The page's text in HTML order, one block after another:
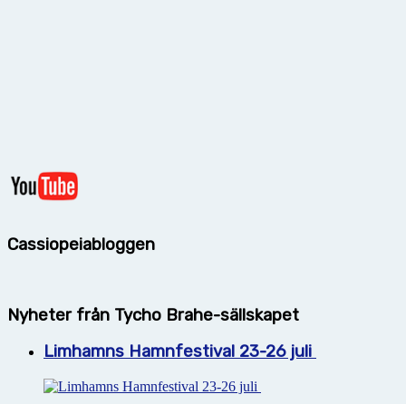
Cassiopeiabloggen
Nyheter från Tycho Brahe-sällskapet
Limhamns Hamnfestival 23-26 juli